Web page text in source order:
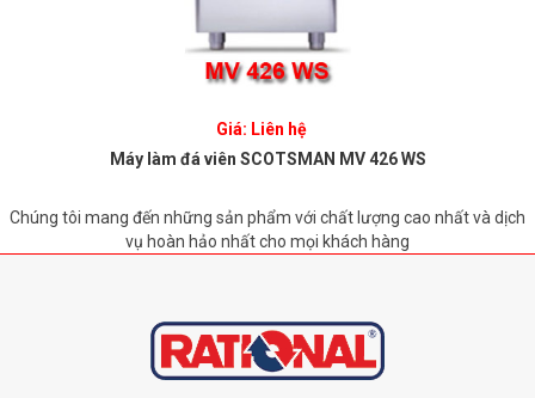
Giá: Liên hệ
Máy làm đá viên SCOTSMAN MV 426 WS
Chúng tôi mang đến những sản phẩm với chất lượng cao nhất và dịch
vụ hoàn hảo nhất cho mọi khách hàng